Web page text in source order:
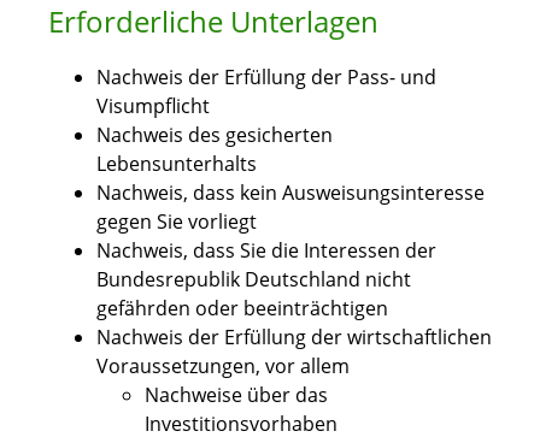
Erforderliche Unterlagen
Nachweis der Erfüllung der Pass- und
Visumpflicht
Nachweis des gesicherten
Lebensunterhalts
Nachweis, dass kein Ausweisungsinteresse
gegen Sie vorliegt
Nachweis, dass Sie die Interessen der
Bundesrepublik Deutschland nicht
gefährden oder beeinträchtigen
Nachweis der Erfüllung der wirtschaftlichen
Voraussetzungen, vor allem
Nachweise über das
Investitionsvorhaben